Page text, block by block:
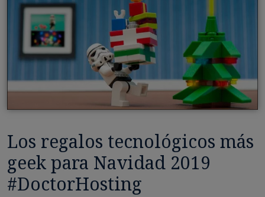
Los regalos tecnológicos más
geek para Navidad 2019
#DoctorHosting